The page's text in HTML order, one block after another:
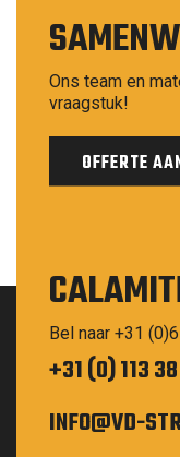
Ons team en
vraagstuk!
OFFERTE
Bel naar +31
+31 (0) 113
INFO@VD-